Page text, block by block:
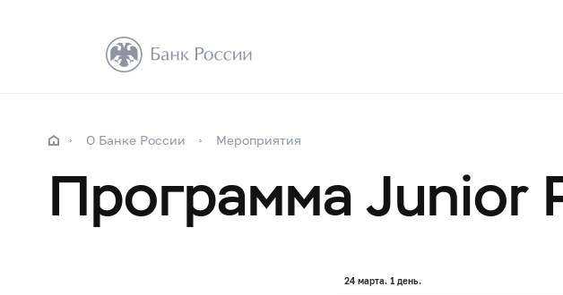
О Банке России Мероприятия
Программа Junior
24 марта. 1 день.